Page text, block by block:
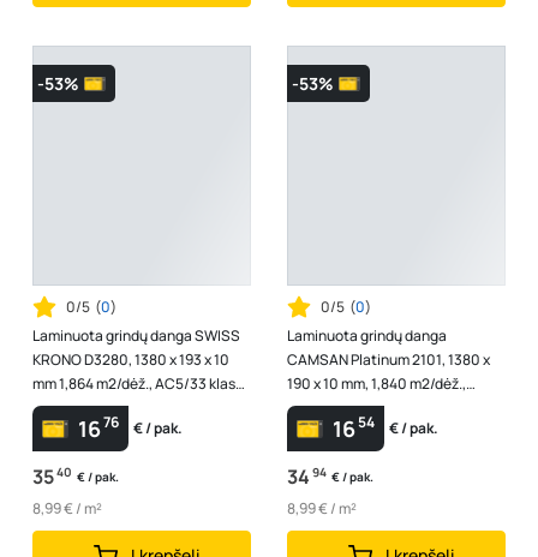
-53%
0/5 (0)
Laminuota grindų danga SWISS
KRONO D3280, 1380 x 193 x 10
mm 1,864 m2/dėž., AC5/33 klasė,
spl. "Roble Selva"
1676 € / pak.
3540 € / pak.
8,99 € / m²
-53%
0/5 (0)
Laminuota grindų danga
CAMSAN Platinum 2101, 1380 x
190 x 10 mm, 1,840 m2/dėž.,
AC4/32 klasė, V4, spl. ąžuolas
"Barok"1654 € / pak.
34 94 € / pak.
8,99 € / m²